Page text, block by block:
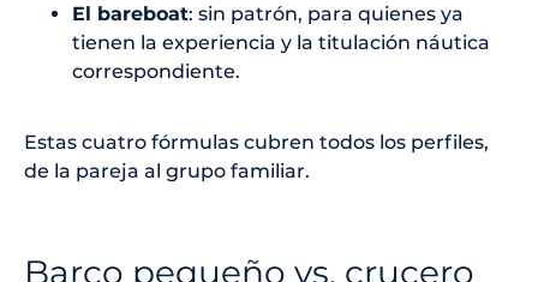
El bareboat: sin patrón, para quienes ya
tienen la experiencia y la titulación náutica
correspondiente.
Estas cuatro fórmulas cubren todos los perfiles,
de la pareja al grupo familiar.
Barco pequeño vs. crucero